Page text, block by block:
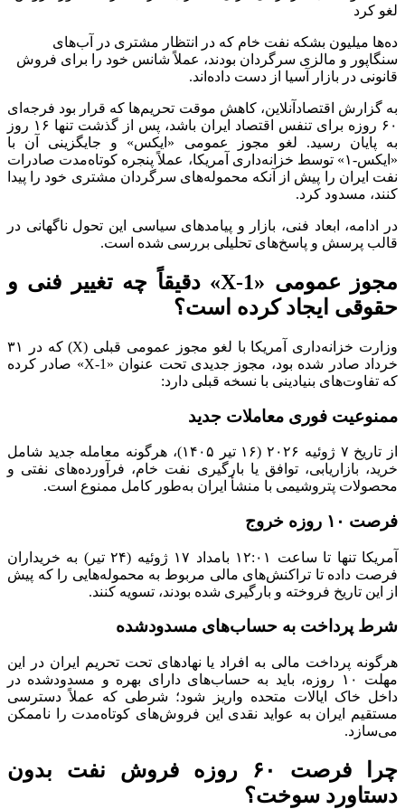
ده‌ها میلیون بشکه نفت خام که در انتظار مشتری در آب‌های
سنگاپور و مالزی سرگردان بودند، عملاً شانس خود را برای فروش
قانونی در بازار آسیا از دست داده‌اند.
به گزارش اقتصادآنلاین، کاهش موقت تحریم‌ها که قرار بود فرجه‌ای
۶۰ روزه برای تنفس اقتصاد ایران باشد، پس از گذشت تنها ۱۶ روز
به پایان رسید. لغو مجوز عمومی «ایکس» و جایگزینی آن با
«ایکس-۱» توسط خزانه‌داری آمریکا، عملاً پنجره کوتاه‌مدت صادرات
نفت ایران را پیش از آنکه محموله‌های سرگردان مشتری خود را پیدا
کنند، مسدود کرد.
در ادامه، ابعاد فنی، بازار و پیامدهای سیاسی این تحول ناگهانی در
قالب پرسش و پاسخ‌های تحلیلی بررسی شده است.
مجوز عمومی «X-1» دقیقاً چه تغییر فنی و
حقوقی ایجاد کرده است؟
وزارت خزانه‌داری آمریکا با لغو مجوز عمومی قبلی (X) که در ۳۱
خرداد صادر شده بود، مجوز جدیدی تحت عنوان «X-1» صادر کرده
که تفاوت‌های بنیادینی با نسخه قبلی دارد:
ممنوعیت فوری معاملات جدید
از تاریخ ۷ ژوئیه ۲۰۲۶ (۱۶ تیر ۱۴۰۵)، هرگونه معامله جدید شامل
خرید، بازاریابی، توافق یا بارگیری نفت خام، فرآورده‌های نفتی و
محصولات پتروشیمی با منشأ ایران به‌طور کامل ممنوع است.
فرصت ۱۰ روزه خروج
آمریکا تنها تا ساعت ۱۲:۰۱ بامداد ۱۷ ژوئیه (۲۴ تیر) به خریداران
فرصت داده تا تراکنش‌های مالی مربوط به محموله‌هایی را که پیش
از این تاریخ فروخته و بارگیری شده بودند، تسویه کنند.
شرط پرداخت به حساب‌های مسدودشده
هرگونه پرداخت مالی به افراد یا نهادهای تحت تحریم ایران در این
مهلت ۱۰ روزه، باید به حساب‌های دارای بهره و مسدودشده در
داخل خاک ایالات متحده واریز شود؛ شرطی که عملاً دسترسی
مستقیم ایران به عواید نقدی این فروش‌های کوتاه‌مدت را ناممکن
می‌سازد.
چرا فرصت ۶۰ روزه فروش نفت بدون
دستاورد سوخت؟